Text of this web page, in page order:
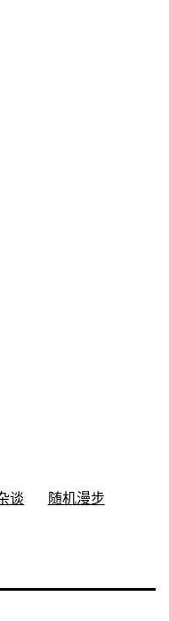
谈 随机漫步